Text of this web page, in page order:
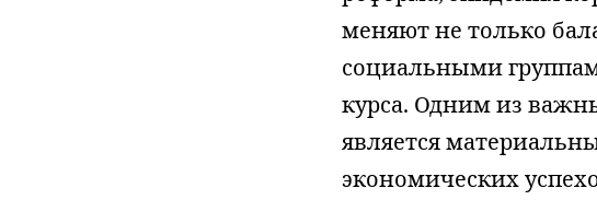
меняют не только
социальными
курса. Одним из
является
экономических